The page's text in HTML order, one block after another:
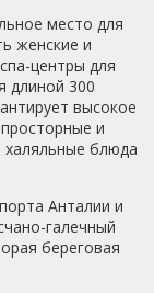
место для
женские и
центры для
длиной 300
высокое
и
блюда
Анталии и
галечный
береговая